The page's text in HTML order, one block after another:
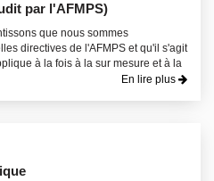
par l'AFMPS)
que nous sommes
directives de l'AFMPS et qu'il s'agit
à la fois à la sur mesure et à la
En lire plus